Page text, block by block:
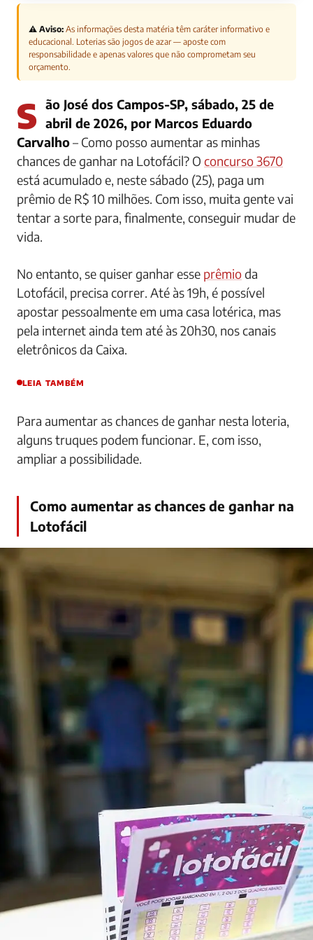
⚠️ Aviso: As informações desta matéria têm caráter informativo e
educacional. Loterias são jogos de azar — aposte com
responsabilidade e apenas valores que não comprometam seu
orçamento.
São José dos Campos-SP, sábado, 25 de abril de 2026, por Marcos Eduardo
Carvalho– Como posso aumentar as minhas
chances de ganhar na Lotofácil? O concurso 3670
está acumulado e, neste sábado (25), paga um
prêmio de R$ 10 milhões. Com isso, muita gente vai
tentar a sorte para, finalmente, conseguir mudar de
vida.
No entanto, se quiser ganhar esse prêmioda
Lotofácil, precisa correr. Até às 19h, é possível
apostar pessoalmente em uma casa lotérica, mas
pela internet ainda tem até às 20h30, nos canais
eletrônicos da Caixa.
LEIA TAMBÉM
Para aumentar as chances de ganhar nesta loteria,
alguns truques podem funcionar. E, com isso,
ampliar a possibilidade.
Como aumentar as chances de ganhar na
Lotofácil